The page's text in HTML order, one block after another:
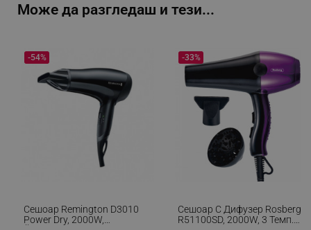
Може да разгледаш и тези...
Сешоар Remington D3010
Power Dry, 2000W,
-54%
Сешоар С Дифузер Rosberg
R51100SD, 2000W, 3 Темп.
-33%